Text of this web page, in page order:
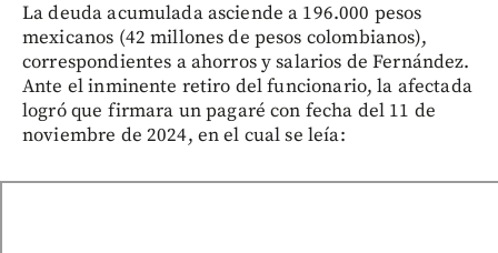
La deuda acumulada asciende a 196.000 pesos
mexicanos (42 millones de pesos colombianos),
correspondientes a ahorros y salarios de Fernández.
Ante el inminente retiro del funcionario, la afectada
logró que firmara un pagaré con fecha del 11 de
noviembre de 2024, en el cual se leía: